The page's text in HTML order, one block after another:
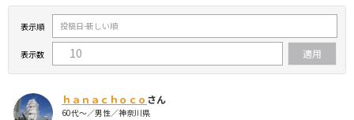
表示順
表示数
ｈａｎａｃｈｏｃｏ さん
60代～／男性／神奈川県